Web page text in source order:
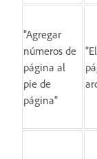
"Agregar
números de
página al
pie de
página"